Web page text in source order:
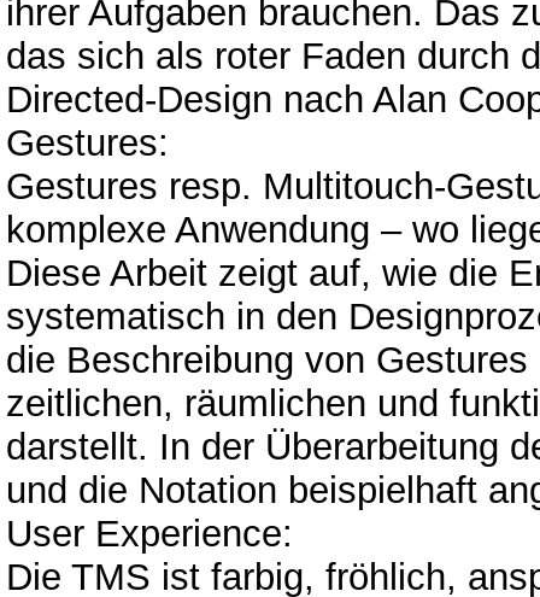
ihrer Aufgaben brauchen. Das
das sich als roter Faden durch
Directed-Design nach Alan
Gestures:
Gestures resp. Multitouch-
komplexe Anwendung – wo
Diese Arbeit zeigt auf, wie die
systematisch in den
die Beschreibung von
zeitlichen, räumlichen und
darstellt. In der Überarbeitung
und die Notation beispielhaft
User Experience:
Die TMS ist farbig, fröhlich,